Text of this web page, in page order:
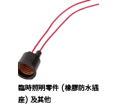
臨時照明零件 (橡膠防水插
座) 及其他